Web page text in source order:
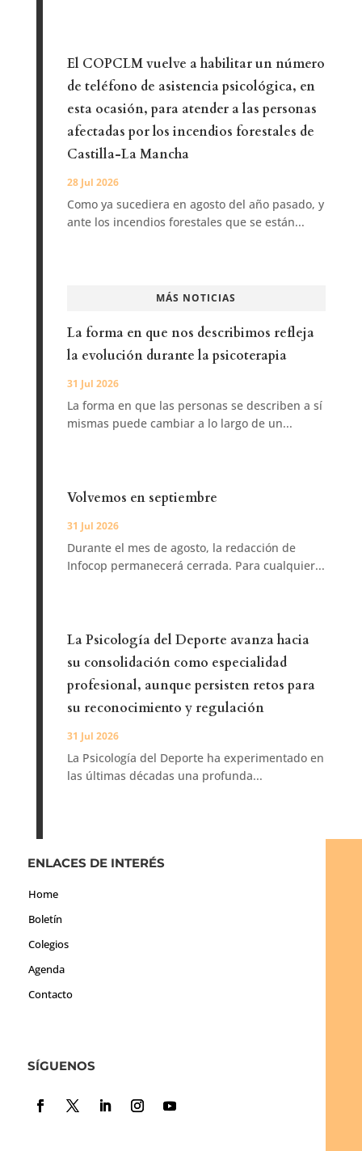
El COPCLM vuelve a habilitar un número
de teléfono de asistencia psicológica, en
esta ocasión, para atender a las personas
afectadas por los incendios forestales de
Castilla-La Mancha
28 Jul 2026
Como ya sucediera en agosto del año pasado, y
ante los incendios forestales que se están...
MÁS NOTICIAS
La forma en que nos describimos refleja
la evolución durante la psicoterapia
31 Jul 2026
La forma en que las personas se describen a sí
mismas puede cambiar a lo largo de un...
Volvemos en septiembre
31 Jul 2026
Durante el mes de agosto, la redacción de
Infocop permanecerá cerrada. Para cualquier...
La Psicología del Deporte avanza hacia
su consolidación como especialidad
profesional, aunque persisten retos para
su reconocimiento y regulación
31 Jul 2026
La Psicología del Deporte ha experimentado en
las últimas décadas una profunda...
ENLACES DE INTERÉS
Home
Boletín
Colegios
Agenda
Contacto
SÍGUENOS